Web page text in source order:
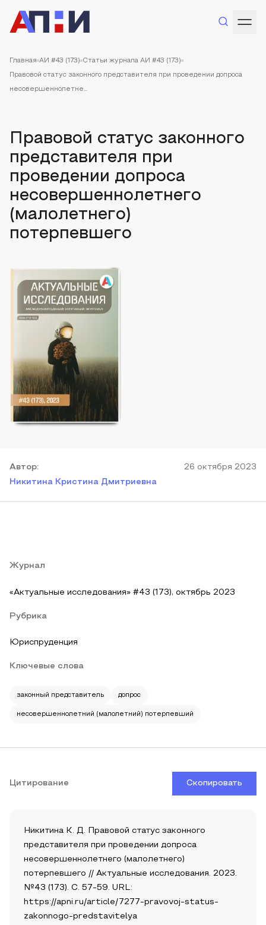
Главная АИ #43 (173) Статьи журнала АИ #43 (173)
Правовой статус законного представителя при проведении допроса
несовершеннолетне...
Правовой статус законного
представителя при
проведении допроса
несовершеннолетнего
(малолетнего)
потерпевшего
Автор:
Никитина Кристина Дмитриевна
26 октября 2023
Журнал
«Актуальные исследования» #43 (173), октябрь 2023
Рубрика
Юриспруденция
Ключевые слова
законный представитель допрос
несовершеннолетний (малолетний) потерпевший
Цитирование Скопировать
Никитина К. Д. Правовой статус законного
представителя при проведении допроса
несовершеннолетнего (малолетнего)
потерпевшего // Актуальные исследования. 2023.
№43 (173). С. 57-59. URL:
https://apni.ru/article/7277-pravovoj-status-
zakonnogo-predstavitelya